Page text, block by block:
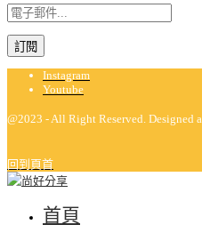
Instagram
Youtube
@2023 - All Right Reserved. Designed
回到頁首
首頁